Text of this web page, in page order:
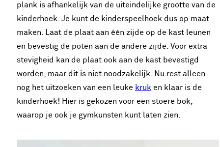
plank is afhankelijk van de uiteindelijke grootte van de
kinderhoek. Je kunt de kinderspeelhoek dus op maat
maken. Laat de plaat aan één zijde op de kast leunen
en bevestig de poten aan de andere zijde. Voor extra
stevigheid kan de plaat ook aan de kast bevestigd
worden, maar dit is niet noodzakelijk. Nu rest alleen
nog het uitzoeken van een leuke kruk en klaar is de
kinderhoek! Hier is gekozen voor een stoere bok,
waarop je ook je gymkunsten kunt laten zien.